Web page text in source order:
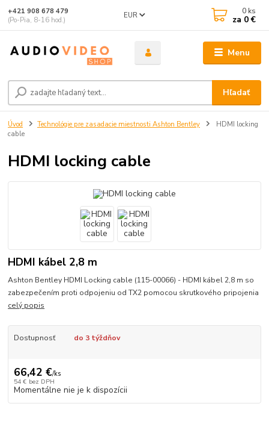
Menu
EUR
Hľadať
+421 908 678 479
(Po-Pia, 8-16 hod.)
0 ks
za 0 €
Úvod Technológie pre zasadacie miestnosti Ashton Bentley
HDMI locking
cable
HDMI locking cable
HDMI kábel 2,8 m
Ashton Bentley HDMI Locking cable (115-00066) - HDMI kábel 2,8 m so
zabezpečením proti odpojeniu od TX2 pomocou skrutkového pripojenia
celý popis
Dostupnosť do 3 týždňov
66,42 €/ks
54 € bez DPH
Momentálne nie je k dispozícii